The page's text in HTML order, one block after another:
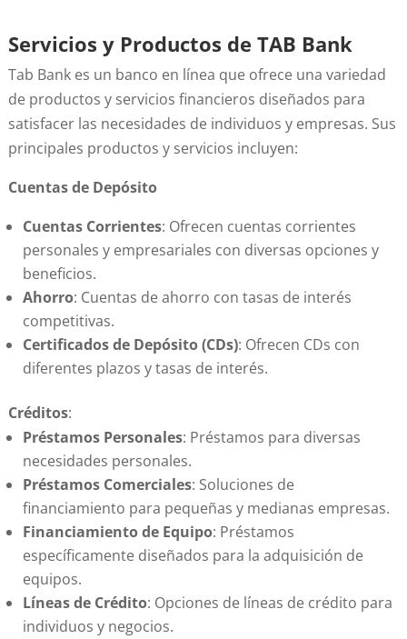
Servicios y Productos de TAB Bank
Tab Bank es un banco en línea que ofrece una variedad
de productos y servicios financieros diseñados para
satisfacer las necesidades de individuos y empresas. Sus
principales productos y servicios incluyen:
Cuentas de Depósito
Cuentas Corrientes: Ofrecen cuentas corrientes
personales y empresariales con diversas opciones y
beneficios.
Ahorro: Cuentas de ahorro con tasas de interés
competitivas.
Certificados de Depósito (CDs): Ofrecen CDs con
diferentes plazos y tasas de interés.
Créditos:
Préstamos Personales: Préstamos para diversas
necesidades personales.
Préstamos Comerciales: Soluciones de
financiamiento para pequeñas y medianas empresas.
Financiamiento de Equipo: Préstamos
específicamente diseñados para la adquisición de
equipos.
Líneas de Crédito: Opciones de líneas de crédito para
individuos y negocios.